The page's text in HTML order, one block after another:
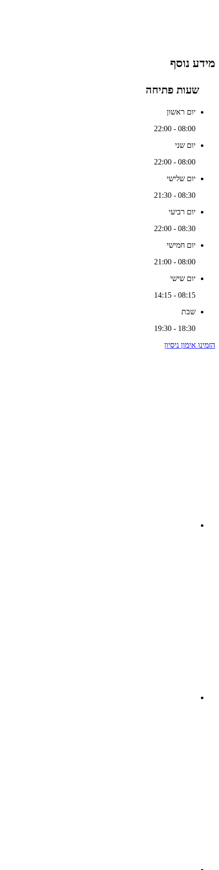
מידע נוסף
שעות פתיחה
יום ראשון
08:00 - 22:00
יום שני
08:00 - 22:00
יום שלישי
08:30 - 21:30
יום רביעי
08:30 - 22:00
יום חמישי
08:00 - 21:00
יום שישי
08:15 - 14:15
שבת
18:30 - 19:30
הזמינו אימון ניסיון